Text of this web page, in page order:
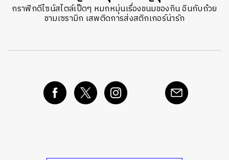
กราฟิกดีไซน์สไตล์เป็ดๆ หมกหมุ่นเรื่องขนมของกิน อินกับถ้วย
ชามเซรามิก เสพติดการส่งสติกเกอร์น่ารัก